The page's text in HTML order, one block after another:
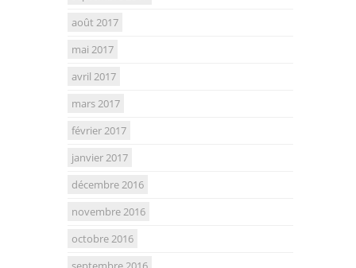
août 2017
mai 2017
avril 2017
mars 2017
février 2017
janvier 2017
décembre 2016
novembre 2016
octobre 2016